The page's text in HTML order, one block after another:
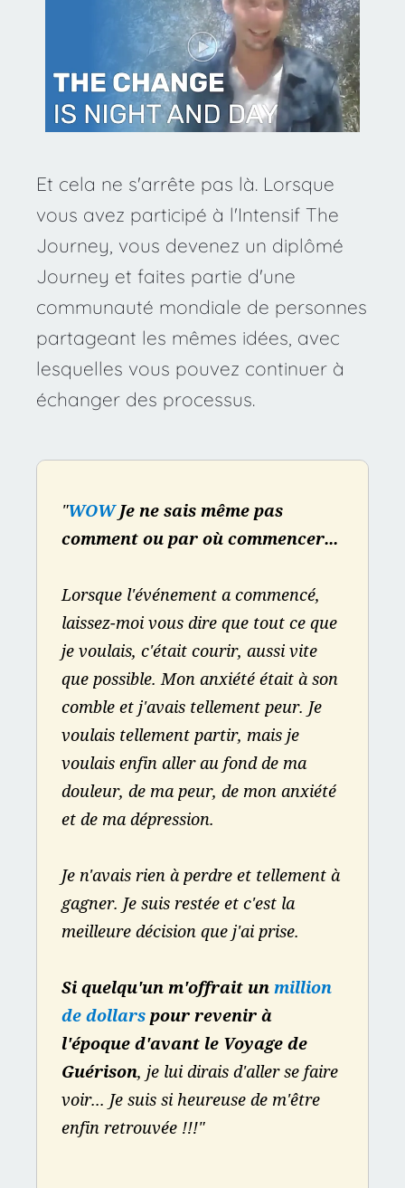
Et cela ne s'arrête pas là. Lorsque
vous avez participé à l'Intensif The
Journey, vous devenez un diplômé
Journey et faites partie d'une
communauté mondiale de personnes
partageant les mêmes idées, avec
lesquelles vous pouvez continuer à
échanger des processus.
"WOW Je ne sais même pas
comment ou par où commencer...
Lorsque l'événement a commencé,
laissez-moi vous dire que tout ce que
je voulais, c'était courir, aussi vite
que possible. Mon anxiété était à son
comble et j'avais tellement peur. Je
voulais tellement partir, mais je
voulais enfin aller au fond de ma
douleur, de ma peur, de mon anxiété
et de ma dépression.
Je n'avais rien à perdre et tellement à
gagner. Je suis restée et c'est la
meilleure décision que j'ai prise.
Si quelqu'un m'offrait un million
de dollars pour revenir à
l'époque d'avant le Voyage de
Guérison, je lui dirais d'aller se faire
voir... Je suis si heureuse de m'être
enfin retrouvée !!!"